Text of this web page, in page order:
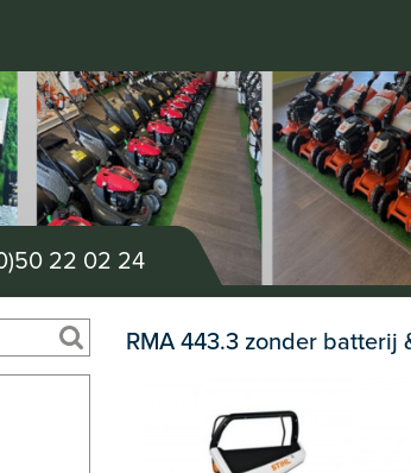
22 02 24
RMA 443.3 zonder batterij